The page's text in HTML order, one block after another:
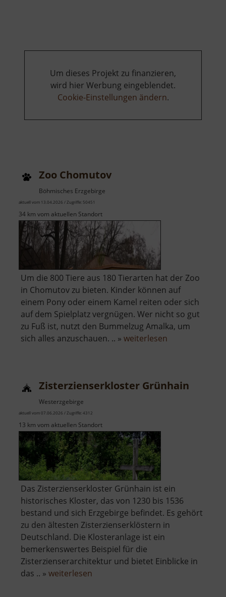
Um dieses Projekt zu finanzieren,
wird hier Werbung eingeblendet.
Cookie-Einstellungen ändern.
Zoo Chomutov
Böhmisches Erzgebirge
aktuell vom 13.04.2026 / Zugriffe: 50451
34 km vom aktuellen Standort
Um die 800 Tiere aus 180 Tierarten hat der Zoo
in Chomutov zu bieten. Kinder können auf
einem Pony oder einem Kamel reiten oder sich
auf dem Spielplatz vergnügen. Wer nicht so gut
zu Fuß ist, nutzt den Bummelzug Amalka, um
sich alles anzuschauen. .. » weiterlesen
Zisterzienserkloster Grünhain
Westerzgebirge
aktuell vom 07.06.2026 / Zugriffe: 4312
13 km vom aktuellen Standort
Das Zisterzienserkloster Grünhain ist ein
historisches Kloster, das von 1230 bis 1536
bestand und sich Erzgebirge befindet. Es gehört
zu den ältesten Zisterzienserklöstern in
Deutschland. Die Klosteranlage ist ein
bemerkenswertes Beispiel für die
Zisterzienserarchitektur und bietet Einblicke in
das .. » weiterlesen